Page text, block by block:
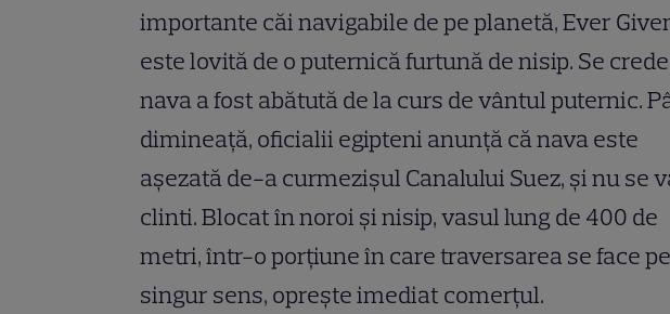
importante căi navigabile de pe planetă, Ever
este lovită de o puternică furtună de nisip. Se
nava a fost abătută de la curs de vântul puternic.
dimineață, oficialii egipteni anunță că nava este
așezată de-a curmezișul Canalului Suez, și nu se
clinti. Blocat în noroi și nisip, vasul lung de 400 de
metri, într-o porțiune în care traversarea se face
singur sens, oprește imediat comerțul.